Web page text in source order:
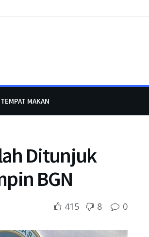
TEMPAT MAKAN
Ditunjuk
BGN
415 8 0